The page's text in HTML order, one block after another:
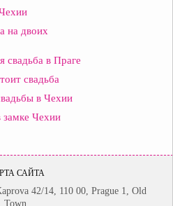
на двоих
свадьба в Праге
свадьба
в Чехии
замке Чехии
САЙТА
42/14, 110 00, Prague 1, Old
Town.